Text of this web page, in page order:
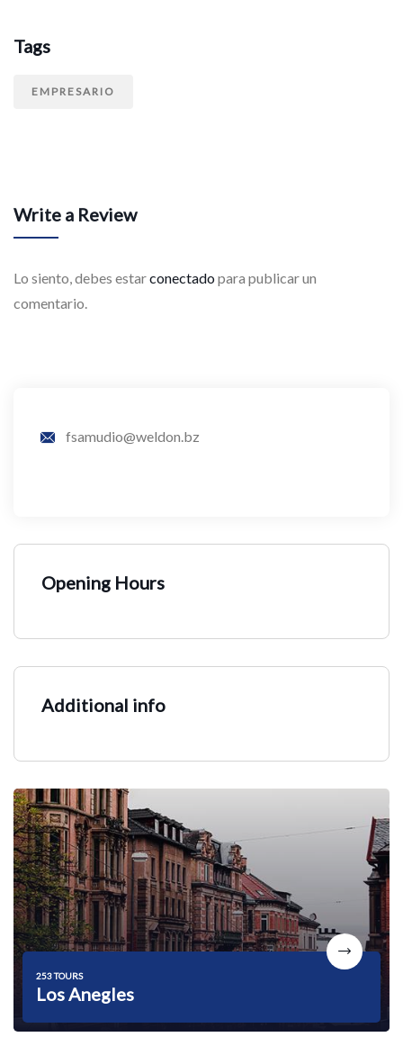
Tags
EMPRESARIO
Write a Review
Lo siento, debes estarconectadopara publicar un
comentario.
fsamudio@weldon.bz
Opening Hours
Additional info
253 TOURS
Los Anegles